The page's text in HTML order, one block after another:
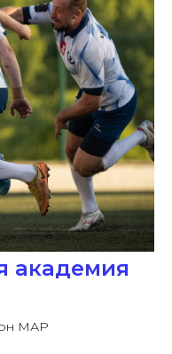
академия
МАР